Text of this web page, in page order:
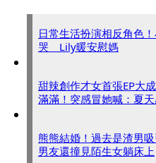
日常生活扮演相反角色
哭 Lily暖安慰媽
甜辣創作才女首張EP大
滿滿！突感冒她喊：夏
熊熊結婚！過去是渣男
男友還撞見陌生女躺床上